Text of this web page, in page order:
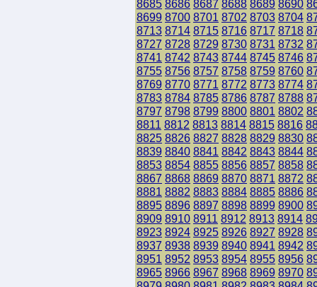
8685 8686 8687 8688 8689 8690
8699 8700 8701 8702 8703 8704
8713 8714 8715 8716 8717 8718
8727 8728 8729 8730 8731 8732
8741 8742 8743 8744 8745 8746
8755 8756 8757 8758 8759 8760
8769 8770 8771 8772 8773 8774
8783 8784 8785 8786 8787 8788
8797 8798 8799 8800 8801 8802
8811 8812 8813 8814 8815 8816
8825 8826 8827 8828 8829 8830
8839 8840 8841 8842 8843 8844
8853 8854 8855 8856 8857 8858
8867 8868 8869 8870 8871 8872
8881 8882 8883 8884 8885 8886
8895 8896 8897 8898 8899 8900
8909 8910 8911 8912 8913 8914
8923 8924 8925 8926 8927 8928
8937 8938 8939 8940 8941 8942
8951 8952 8953 8954 8955 8956
8965 8966 8967 8968 8969 8970